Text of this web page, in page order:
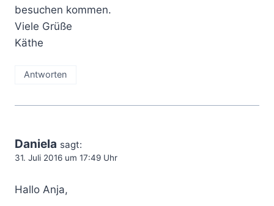
besuchen kommen.
Viele Grüße
Käthe
Antworten
Daniela sagt:
31. Juli 2016 um 17:49 Uhr
Hallo Anja,